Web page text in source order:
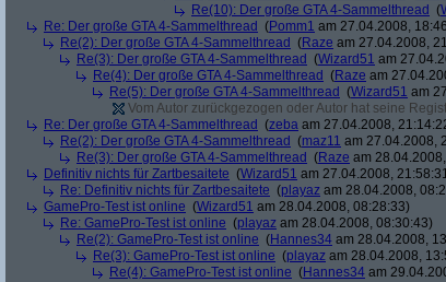
Re(10): Der große GTA 4-Sammelthread (
Re: Der große GTA 4-Sammelthread (Pomm1 am 27.04.2008,
Re(2): Der große GTA 4-Sammelthread (Raze am 27.04.2008,
Re(3): Der große GTA 4-Sammelthread (Wizard51 am
Re(4): Der große GTA 4-Sammelthread (Raze am
Re(5): Der große GTA 4-Sammelthread (Wizard51 am
Vom Autor zurückgezogen oder Autor hat seine
Re: Der große GTA 4-Sammelthread (zeba am 27.04.2008,
Re(2): Der große GTA 4-Sammelthread (maz11 am 27.04.2008,
Re(3): Der große GTA 4-Sammelthread (Raze am
Definitiv nichts für Zartbesaitete (Wizard51 am 27.04.2008,
Re: Definitiv nichts für Zartbesaitete (playaz am 28.04.2008,
GamePro-Test ist online (Wizard51 am 28.04.2008, 08:28:33)
Re: GamePro-Test ist online (playaz am 28.04.2008, 08:30:43)
Re(2): GamePro-Test ist online (Hannes34 am 28.04.2008,
Re(3): GamePro-Test ist online (playaz am 28.04.2008,
Re(4): GamePro-Test ist online (Hannes34 am